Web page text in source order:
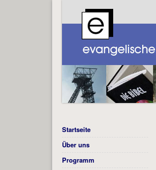
Startseite
Über uns
Programm